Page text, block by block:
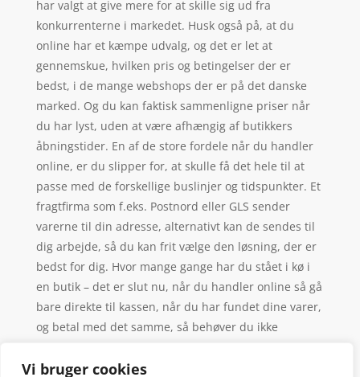
Vi bruger cookies
har valgt at give mere for at skille sig ud fra
konkurrenterne i markedet. Husk også på, at du
online har et kæmpe udvalg, og det er let at
gennemskue, hvilken pris og betingelser der er
bedst, i de mange webshops der er på det danske
marked. Og du kan faktisk sammenligne priser når
du har lyst, uden at være afhængig af butikkers
åbningstider. En af de store fordele når du handler
online, er du slipper for, at skulle få det hele til at
passe med de forskellige buslinjer og tidspunkter. Et
fragtfirma som f.eks. Postnord eller GLS sender
varerne til din adresse, alternativt kan de sendes til
dig arbejde, så du kan frit vælge den løsning, der er
bedst for dig. Hvor mange gange har du stået i kø i
en butik – det er slut nu, når du handler online så gå
bare direkte til kassen, når du har fundet dine varer,
og betal med det samme, så behøver du ikke
gætter aldrig rigtigt alligevel.